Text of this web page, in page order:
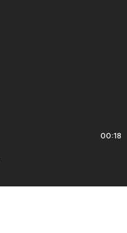
00:18